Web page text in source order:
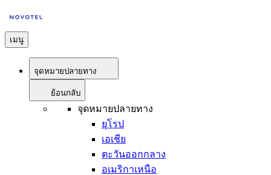
เมนู
จุดหมายปลายทาง
ย้อนกลับ
จุดหมายปลายทาง
ยุโรป
เอเชีย
ตะวันออกกลาง
อเมริกาเหนือ